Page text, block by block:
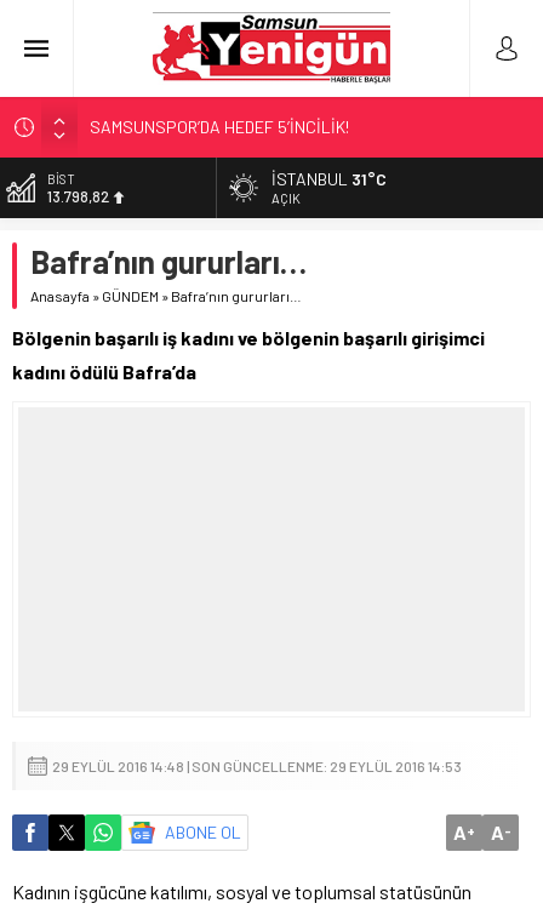
SAMSUNSPOR’DA HEDEF 5’İNCİLİK!
‘BAFRA’YA YATIRIM YAPIN!’
İŞTE FINDIK FİYATI!
GERİ SAYIM BAŞLADI
DOLAR
47,7025
55,0112
ALTIN
13.798,82
İSTANBUL 31°C
AÇIK
Bafra’nın gururları…
Anasayfa » GÜNDEM » Bafra’nın gururları…
Bölgenin başarılı iş kadını ve bölgenin başarılı girişimci
kadını ödülü Bafra’da
29 EYLÜL 2016 14:48 | SON GÜNCELLENME: 29 EYLÜL 2016 14:53
ABONE OL A+ A-
Kadının işgücüne katılımı, sosyal ve toplumsal statüsünün